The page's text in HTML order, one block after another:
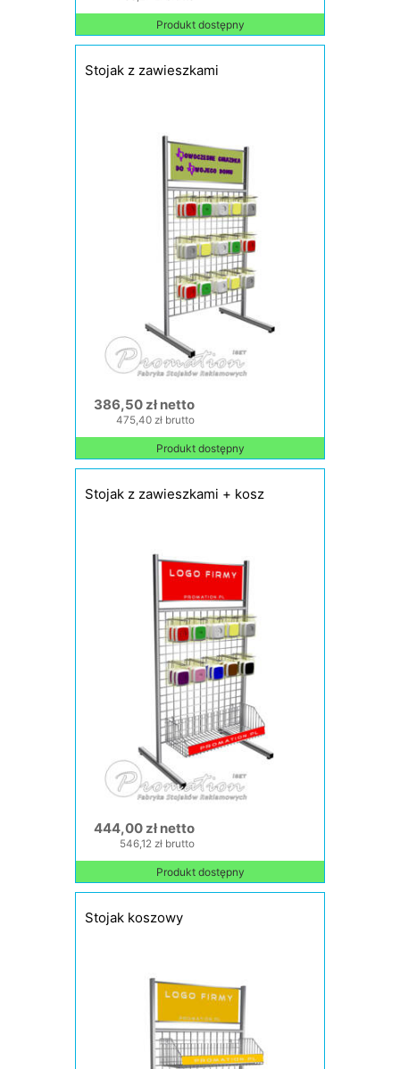
Produkt dostępny
Stojak z zawieszkami
386,50 zł netto
475,40 zł brutto
Produkt dostępny
Stojak z zawieszkami + kosz
444,00 zł netto
546,12 zł brutto
Produkt dostępny
Stojak koszowy